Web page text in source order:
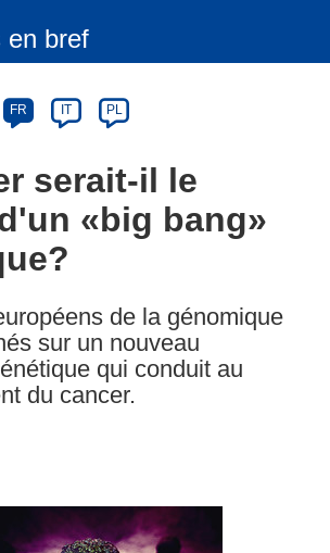
en bref
FR IT PL
serait-il le
«big bang»
de la génomique
sur un nouveau
qui conduit au
du cancer.